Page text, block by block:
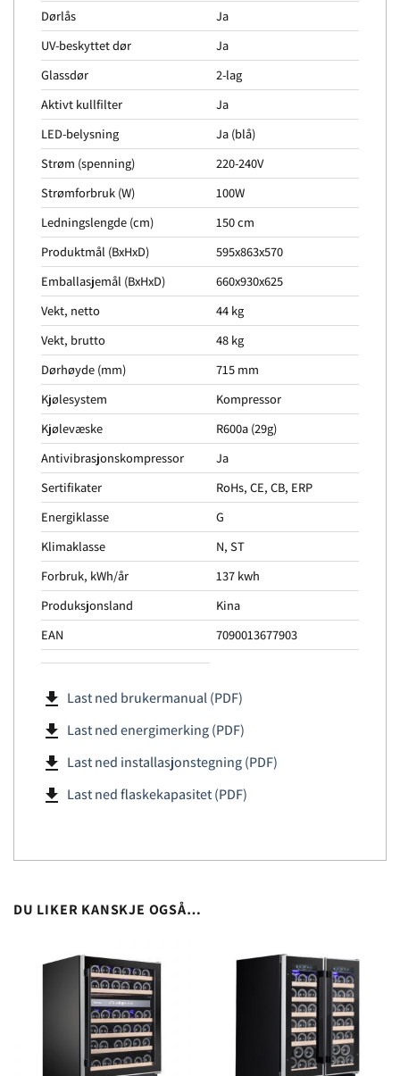
Dørlås
Ja
UV-beskyttet dør
Ja
Glassdør
2-lag
Aktivt kullfilter
Ja
LED-belysning
Ja (blå)
Strøm (spenning)
220-240V
Strømforbruk (W)
100W
Ledningslengde (cm)
150 cm
Produktmål (BxHxD)
595x863x570
Emballasjemål (BxHxD)
660x930x625
Vekt, netto
44 kg
Vekt, brutto
48 kg
Dørhøyde (mm)
715 mm
Kjølesystem
Kompressor
Kjølevæske
R600a (29g)
Antivibrasjonskompressor
Ja
Sertifikater
RoHs, CE, CB, ERP
Energiklasse
G
Klimaklasse
N, ST
Forbruk, kWh/år
137 kwh
Produksjonsland
Kina
EAN
7090013677903
file_download Last ned brukermanual (PDF)
file_download Last ned energimerking (PDF)
file_download Last ned installasjonstegning (PDF)
file_download Last ned flaskekapasitet (PDF)
DU LIKER KANSKJE OGSÅ…